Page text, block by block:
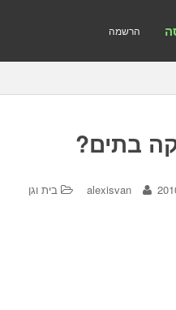
הרשמה
בתים?
alexisvan בית וגן